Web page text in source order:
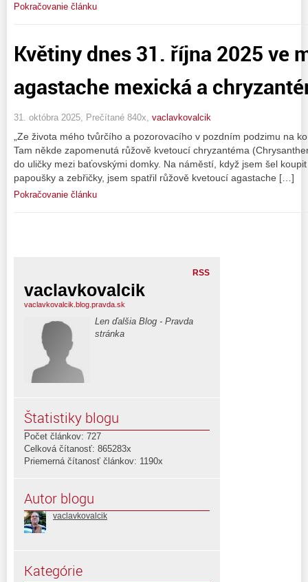
Pokračovanie článku
Květiny dnes 31. října 2025 ve
agastache mexická a
31. októbra 2025, Prečítané 840x, vaclavkovalcik
„Ze života mého tvůrčího a pozorovacího v pozdním podzimu na
Tam někde zapomenutá růžově kvetoucí chryzantéma
do uličky mezi baťovskými domky. Na náměstí, když jsem šel
papoušky a zebřičky, jsem spatřil růžově kvetoucí agastache […]
Pokračovanie článku
RSS
vaclavkovalcik
vaclavkovalcik.blog.pravda.sk
Len ďalšia Blog - Pravda
stránka
Štatistiky blogu
Počet článkov: 727
Celková čítanosť: 865283x
Priemerná čítanosť článkov: 1190x
Autor blogu
vaclavkovalcik
Kategórie